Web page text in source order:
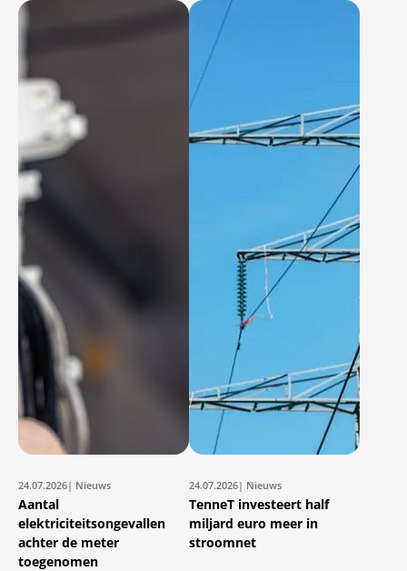
24.07.2026| Nieuws
Aantal
elektriciteitsongevallen
achter de meter
toegenomen
24.07.2026| Nieuws
TenneT investeert half
miljard euro meer in
stroomnet